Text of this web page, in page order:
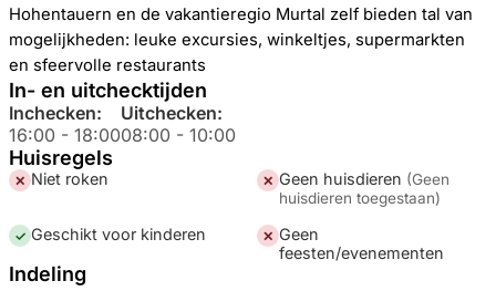
Hohentauern en de vakantieregio Murtal zelf bieden tal van
mogelijkheden: leuke excursies, winkeltjes, supermarkten
en sfeervolle restaurants
In- en uitchecktijden
Inchecken:
16:00 - 18:00
Uitchecken:
08:00 - 10:00
Huisregels
✕ Niet roken ✕ Geen huisdieren (Geen
huisdieren toegestaan)
✓ Geschikt voor kinderen ✕ Geen
feesten/evenementen
Indeling